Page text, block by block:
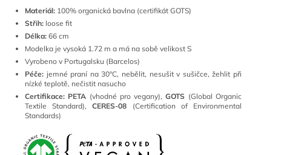
Materiál: 100% organická bavlna (certifikát GOTS)
Střih: loose fit
Délka: 66 cm
Modelka je vysoká 1.72 m a má na sobě velikost S
Vyrobeno v Portugalsku (Barcelos)
Péče: jemné praní na 30°C, nebělit, nesušit v sušičce, žehlit při
nízké teplotě, nečistit nasucho
Certifikace: PETA (vhodné pro vegany),GOTS (Global Organic
Textile Standard),CERES-08 (Certification of Environmental
Standards)